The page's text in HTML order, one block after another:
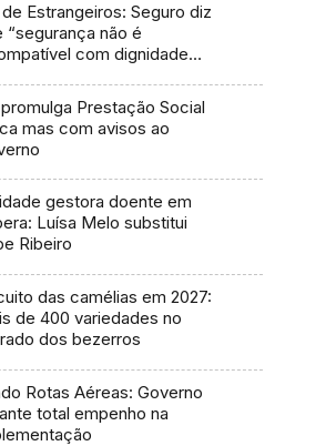
Estrangeiros: Seguro diz
“segurança não é
com dignidade
Prestação Social
mas com avisos ao
gestora doente em
Luísa Melo substitui
Ribeiro
das camélias em 2027:
de 400 variedades no
dos bezerros
Rotas Aéreas: Governo
total empenho na